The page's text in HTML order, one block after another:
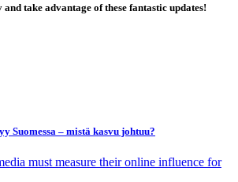
and take advantage of these fantastic updates!
Suomessa – mistä kasvu johtuu?